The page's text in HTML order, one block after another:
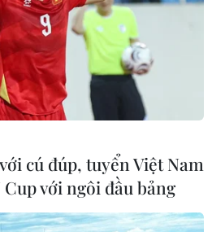
cú đúp, tuyển Việt Nam
Cup với ngôi đầu bảng